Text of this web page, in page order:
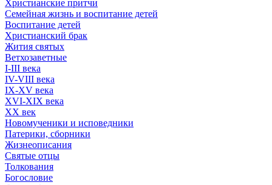
Христианские притчи
Семейная жизнь и воспитание детей
Воспитание детей
Христианский брак
Жития святых
Ветхозаветные
I-III века
IV-VIII века
IX-XV века
XVI-XIX века
XX век
Новомученики и исповедники
Патерики, сборники
Жизнеописания
Святые отцы
Толкования
Богословие